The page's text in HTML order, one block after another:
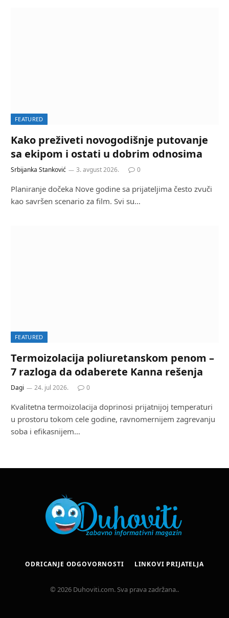
FEATURED
Kako preživeti novogodišnje putovanje
sa ekipom i ostati u dobrim odnosima
Srbijanka Stanković 3. avgust 2026. 0
Planiranje dočeka Nove godine sa prijateljima često zvuči
kao savršen scenario za film. Svi su…
FEATURED
Termoizolacija poliuretanskom penom –
7 razloga da odaberete Kanna rešenja
Dagi 24. jul 2026. 0
Kvalitetna termoizolacija doprinosi prijatnijoj temperaturi
u prostoru tokom cele godine, ravnomernijem zagrevanju
soba i efikasnijem…
ODRICANJE ODGOVORNOSTI LINKOVI PRIJATELJA
© 2026 Duhoviti.com. Sva prava zadržana..